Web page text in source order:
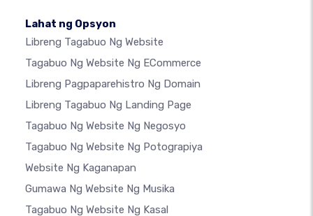
Lahat ng Opsyon
Libreng Tagabuo Ng Website
Tagabuo Ng Website Ng ECommerce
Libreng Pagpaparehistro Ng Domain
Libreng Tagabuo Ng Landing Page
Tagabuo Ng Website Ng Negosyo
Tagabuo Ng Website Ng Potograpiya
Website Ng Kaganapan
Gumawa Ng Website Ng Musika
Tagabuo Ng Website Ng Kasal